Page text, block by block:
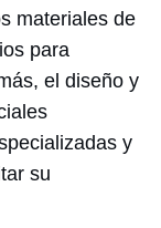
materiales de
para
el diseño y
y
su